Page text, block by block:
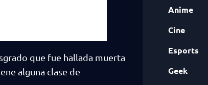
que fue hallada muerta
alguna clase de
Anime
Cine
Esports
Geek